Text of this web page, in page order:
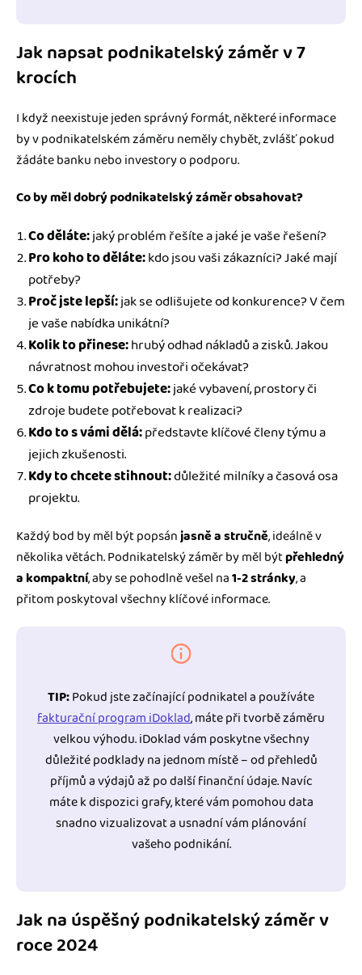
Jak napsat podnikatelský záměr v 7
krocích
I když neexistuje jeden správný formát, některé informace
by v podnikatelském záměru neměly chybět, zvlášť pokud
žádáte banku nebo investory o podporu.
Co by měl dobrý podnikatelský záměr obsahovat?
Co děláte:jaký problém řešíte a jaké je vaše řešení?
Pro koho to děláte:kdo jsou vaši zákazníci? Jaké mají
potřeby?
Proč jste lepší:jak se odlišujete od konkurence? V čem
je vaše nabídka unikátní?
Kolik to přinese:hrubý odhad nákladů a zisků. Jakou
návratnost mohou investoři očekávat?
Co k tomu potřebujete:jaké vybavení, prostory či
zdroje budete potřebovat k realizaci?
Kdo to s vámi dělá:představte klíčové členy týmu a
jejich zkušenosti.
Kdy to chcete stihnout:důležité milníky a časová osa
projektu.
Každý bod by měl být popsánjasně a stručně, ideálně v
několika větách. Podnikatelský záměr by měl býtpřehledný
a kompaktní, aby se pohodlně vešel na1-2 stránky, a
přitom poskytoval všechny klíčové informace.
TIP:Pokud jste začínající podnikatel a používáte
fakturační program iDoklad, máte při tvorbě záměru
velkou výhodu. iDoklad vám poskytne všechny
důležité podklady na jednom místě – od přehledů
příjmů a výdajů až po další finanční údaje. Navíc
máte k dispozici grafy, které vám pomohou data
snadno vizualizovat a usnadní vám plánování
vašeho podnikání.
Jak na úspěšný podnikatelský záměr v
roce 2024